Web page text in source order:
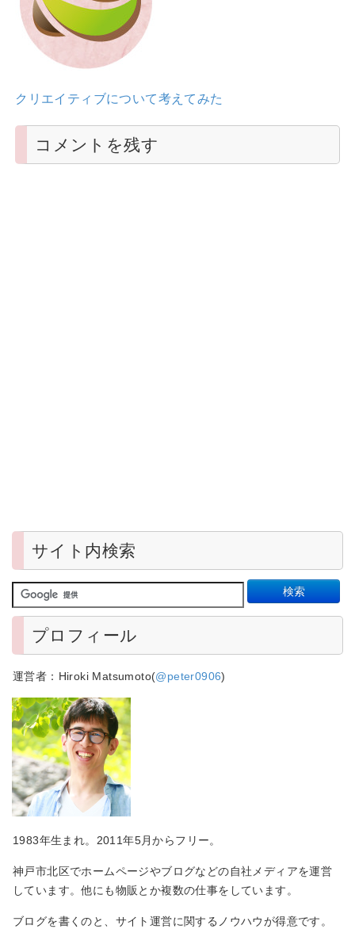
クリエイティブについて考えてみた
コメントを残す
サイト内検索
プロフィール
運営者：Hiroki Matsumoto(@peter0906)
1983年生まれ。2011年5月からフリー。
神戸市北区でホームページやブログなどの自社メディアを運営
しています。他にも物販とか複数の仕事をしています。
ブログを書くのと、サイト運営に関するノウハウが得意です。